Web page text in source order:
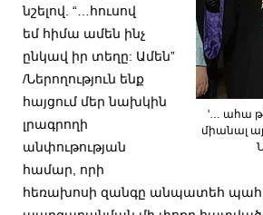
'… ահա
միանալ
նշելով. “…հուսով
եմ հիմա ամեն ինչ
ընկավ իր տեղը: Ամեն”
/Ներողություն ենք
հայցում մեր նախկին
լրագրողի
անփութության
համար, որի
հեռախոսի զանգը անպատեհ